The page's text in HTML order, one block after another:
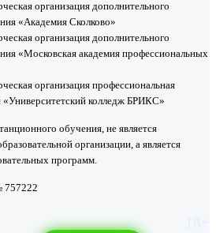
организация дополнительного
«Академия Сколково»
организация дополнительного
«Московская академия профессиональных
организация профессиональная
«Университетский колледж БРИКС»
обучения, не является
организации, а является
программ.
757222